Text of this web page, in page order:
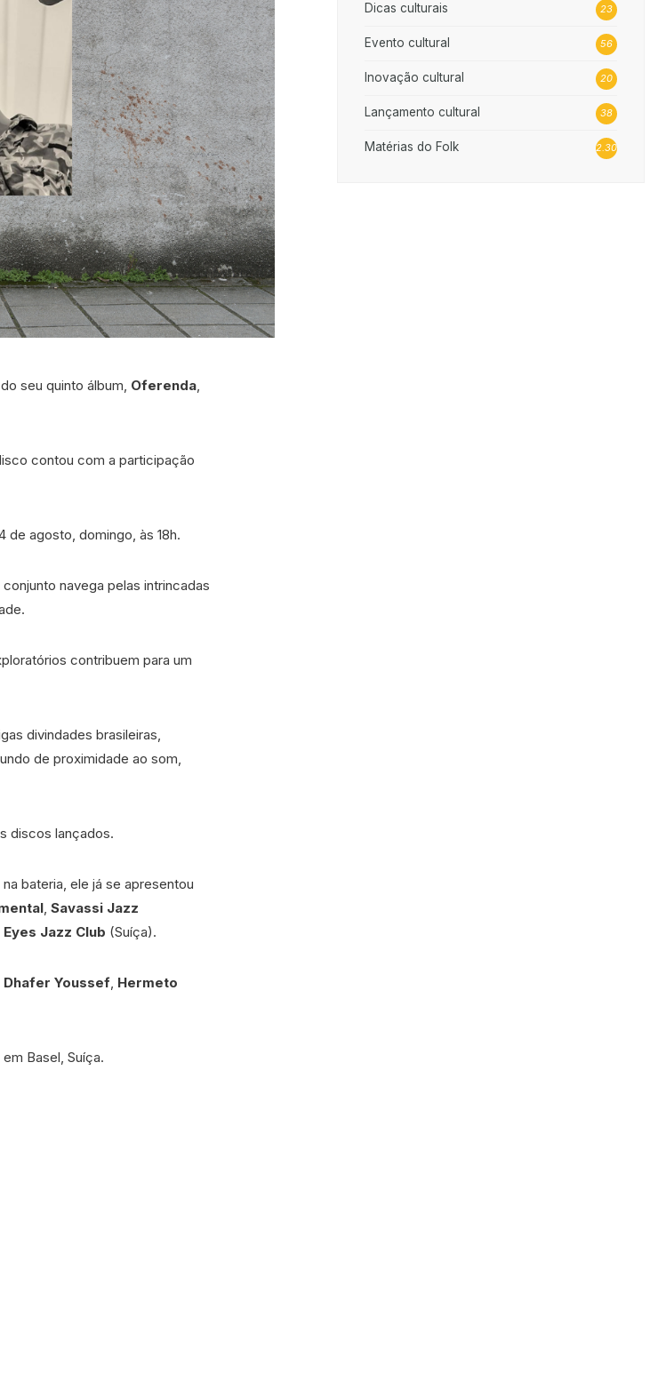
seu quinto álbum, Oferenda,
contou com a participação
de agosto, domingo, às 18h.
navega pelas intrincadas
contribuem para um
divindades brasileiras,
de proximidade ao som,
discos lançados.
bateria, ele já se apresentou
, Savassi Jazz
Eyes Jazz Club (Suíça).
Dhafer Youssef, Hermeto
em Basel, Suíça.
Dicas culturais 23
Evento cultural 56
Inovação cultural 20
Lançamento cultural 38
Matérias do Folk 2.302